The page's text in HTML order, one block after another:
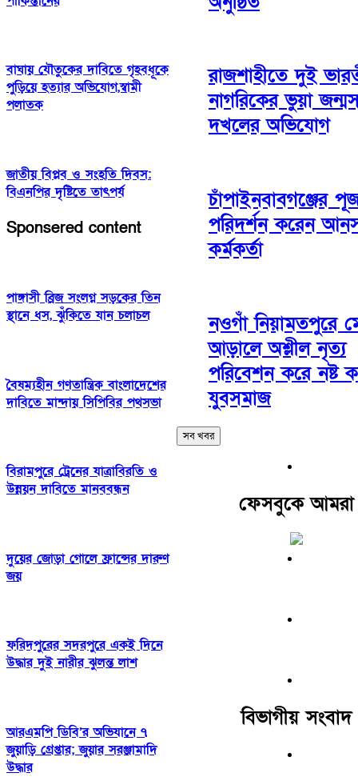
বাঘায় যৌতুকের দাবিতে গৃহবধূকে
পুড়িয়ে হত্যার অভিযোগ,স্বামী
পলাতক
জাতীয় বিপ্লব ও সংহতি দিবস:
বিএনপির দৃষ্টিতে তাৎপর্য
Sponsered content
পাঙ্গাসী ব্রিজ সংলগ্ন সড়কের তিন
স্থানে ধস, ঝুঁকিতে যান চলাচল
বৈষম্যহীন গণতান্ত্রিক বাংলাদেশের
দাবিতে মান্দায় সিপিবির পথসভা
‎বিরামপুরে ট্রেনের যাত্রাবিরতি ও
উন্নয়ন দাবিতে মানববন্ধন
দুয়ের জোড়া গোলে ফ্রান্সের দারুণ
জয়
ফরিদপুরের সদরপুরে একই দিনে
উদ্ধার দুই নারীর ঝুলন্ত লাশ
আরএমপি ডিবি’র অভিযানে ৭
জুয়াড়ি গ্রেপ্তার; জুয়ার সরঞ্জামাদি
উদ্ধার
রাজশাহীতে দুই
নাগরিকের ভুয়া
দখলের অভিযোগ
চাঁপাইনবাবগঞ্জের
পরিদর্শন করেন
কর্মকর্তা
নওগাঁ নিয়ামতপুরে
আড়ালে অশ্লীল নৃত্য
পরিবেশন করে নষ্ট
যুবসমাজ
সব খবর
ফেসবুকে আমরা
বিভাগীয় সংবাদ